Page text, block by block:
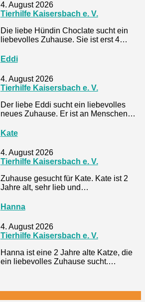
4. August 2026
Tierhilfe Kaisersbach e. V.
Die liebe Hündin Choclate sucht ein
liebevolles Zuhause. Sie ist erst 4…
Eddi
4. August 2026
Tierhilfe Kaisersbach e. V.
Der liebe Eddi sucht ein liebevolles
neues Zuhause. Er ist an Menschen…
Kate
4. August 2026
Tierhilfe Kaisersbach e. V.
Zuhause gesucht für Kate. Kate ist 2
Jahre alt, sehr lieb und…
Hanna
4. August 2026
Tierhilfe Kaisersbach e. V.
Hanna ist eine 2 Jahre alte Katze, die
ein liebevolles Zuhause sucht.…